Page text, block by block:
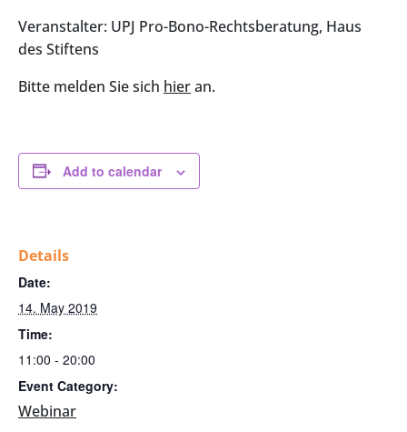
Veranstalter: UPJ Pro-Bono-Rechtsberatung, Haus
des Stiftens
Bitte melden Sie sich hieran.
Add to calendar
Details
Date:
14. May 2019
Time:
11:00 - 20:00
Event Category:
Webinar